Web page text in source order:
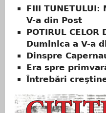
FIII
V-a din Post
POTIRUL
Duminica a V-a
Dinspre
Era spre
Întrebări